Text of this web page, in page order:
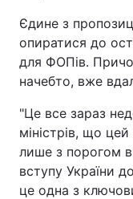
Єдине з
опиратися до
для ФОПів.
начебто, вже
"Це все зараз
міністрів, що
лише з порогом
вступу України
це одна з